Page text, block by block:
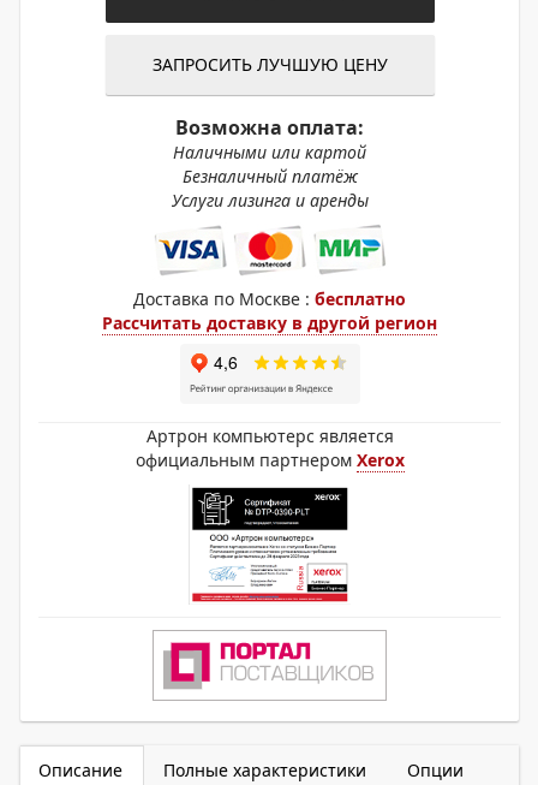
ЗАПРОСИТЬ ЛУЧШУЮ ЦЕНУ
Возможна оплата:
Наличными или картой
Безналичный платёж
Услуги лизинга и аренды
Доставка по Москве : бесплатно
Рассчитать доставку в другой регион
Артрон компьютерс является
официальным партнером Xerox
Описание Полные характеристики Опции